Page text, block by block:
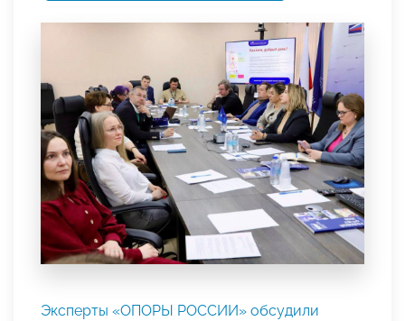
Эксперты «ОПОРЫ РОССИИ» обсудили